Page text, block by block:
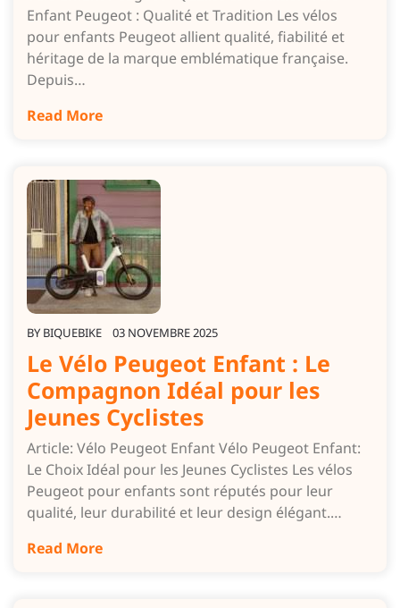
Enfant Peugeot : Qualité et Tradition Les vélos
pour enfants Peugeot allient qualité, fiabilité et
héritage de la marque emblématique française.
Depuis…
Read More
BY BIQUEBIKE 03 NOVEMBRE 2025
Le Vélo Peugeot Enfant : Le
Compagnon Idéal pour les
Jeunes Cyclistes
Article: Vélo Peugeot Enfant Vélo Peugeot Enfant:
Le Choix Idéal pour les Jeunes Cyclistes Les vélos
Peugeot pour enfants sont réputés pour leur
qualité, leur durabilité et leur design élégant.…
Read More